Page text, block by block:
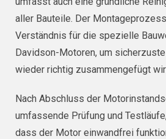
aller Bauteile. Der
Verständnis für die spezielle
Davidson-Motoren, um
wieder richtig zusammengefügt
Nach Abschluss der
umfassende Prüfung und
dass der Motor einwandfrei